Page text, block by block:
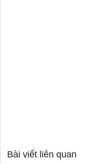
Bài viết liên quan